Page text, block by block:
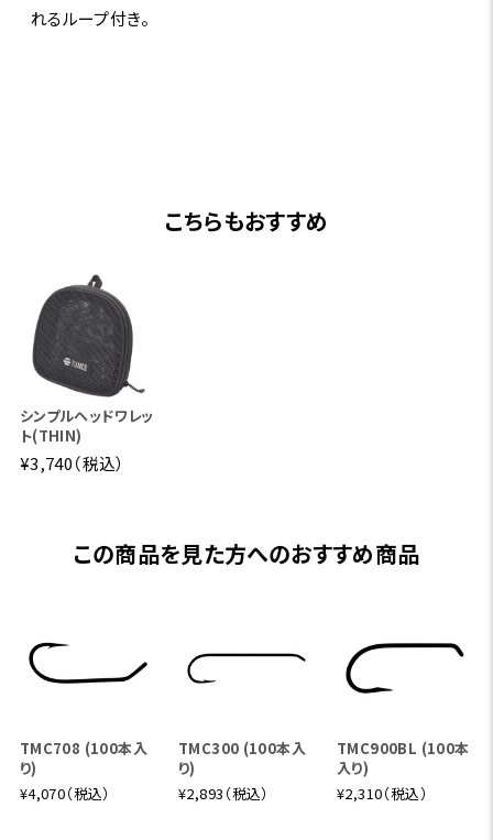
れるループ付き。
こちらもおすすめ
シンプルヘッドワレッ
ト(THIN)
¥3,740（税込）
この商品を見た方へのおすすめ商品
TMC708 (100本入
り)
¥4,070（税込）
TMC300 (100本入
り)
¥2,893（税込）
TMC900BL (100本
入り)
¥2,310（税込）